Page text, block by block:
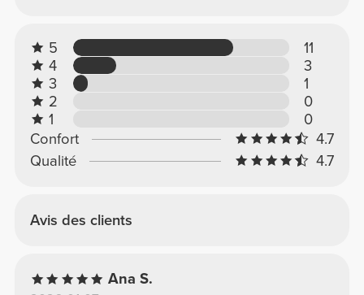
5
11
4
3
3
1
2
0
1
0
Confort
4.7
Qualité
4.7
Avis des clients
Ana S.